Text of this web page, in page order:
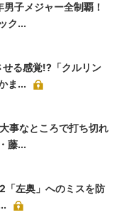
子メジャー全制覇！
ク...
る感覚!?「クルリン
ま...
事なところで打ち切れ
藤...
「左奥」へのミスを防